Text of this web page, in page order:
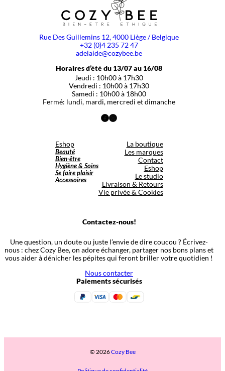
Rue Des Guillemins 12, 4000 Liège / Belgique
+32 (0)4 235 72 47
adelaide@cozybee.be
Horaires d’été du 13/07 au 16/08
Jeudi : 10h00 à 17h30
Vendredi : 10h00 à 17h30
Samedi : 10h00 à 18h00
Fermé: lundi, mardi, mercredi et dimanche
Facebook
Instagram
Eshop
Beauté
Bien-être
Hygiène & Soins
Se faire plaisir
Accessoires
La boutique
Les marques
Contact
Eshop
Le studio
Livraison & Retours
Vie privée & Cookies
Contactez-nous!
Une question, un doute ou juste l’envie de dire coucou ? Écrivez-
nous : chez Cozy Bee, on adore échanger, partager nos bons plans et
vous aider à dénicher les pépites qui feront briller votre quotidien !
Nous contacter
Paiements sécurisés
© 2026Cozy Bee